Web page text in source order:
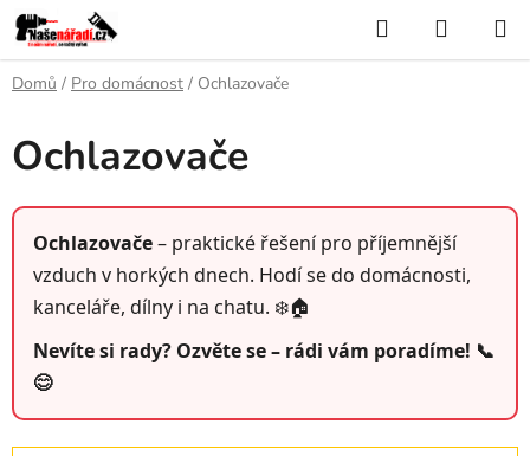
Přejít
na
obsah
Hledat
KOŠÍK
Domů / Pro domácnost / Ochlazovače
Ochlazovače
Ochlazovače– praktické řešení pro příjemnější
vzduch v horkých dnech. Hodí se do domácnosti,
kanceláře, dílny i na chatu. ❄️🏠
Nevíte si rady? Ozvěte se – rádi vám poradíme! 📞
😊